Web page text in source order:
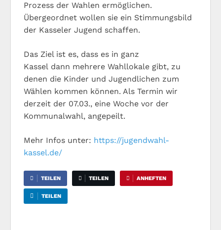
Prozess der Wahlen ermöglichen.
Übergeordnet wollen sie ein Stimmungsbild
der Kasseler Jugend schaffen.
Das Ziel ist es, dass es in ganz
Kassel dann mehrere Wahllokale gibt, zu
denen die Kinder und Jugendlichen zum
Wählen kommen können. Als Termin wir
derzeit der 07.03., eine Woche vor der
Kommunalwahl, angepeilt.
Mehr Infos unter: https://jugendwahl-
kassel.de/
TEILEN TEILEN ANHEFTEN
TEILEN